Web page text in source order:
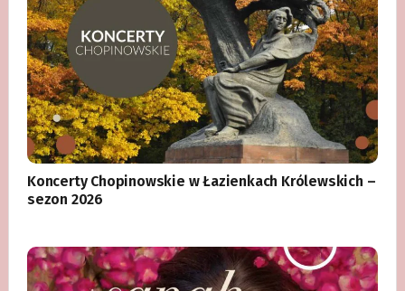
Koncerty Chopinowskie w Łazienkach Królewskich –
sezon 2026